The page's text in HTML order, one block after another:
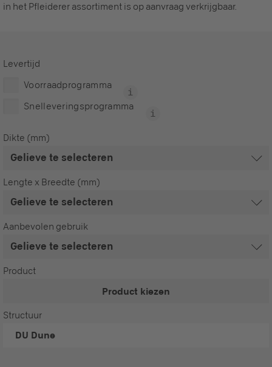
in het Pfleiderer assortiment is op aanvraag verkrijgbaar.
Levertijd
Voorraadprogramma
Snelleveringsprogramma
Dikte (mm)
Lengte x Breedte (mm)
Aanbevolen gebruik
Product
Product kiezen
Structuur
DU Dune